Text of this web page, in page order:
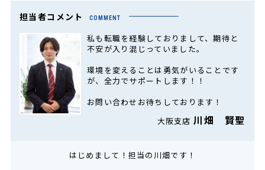
担当者コメント COMMENT
私も転職を経験しておりまして、期待と
不安が入り混じっていました。
環境を変えることは勇気がいることです
が、全力でサポートします！！
お問い合わせお待ちしております！
大阪支店川畑 賢聖
はじめまして！担当の川畑です！